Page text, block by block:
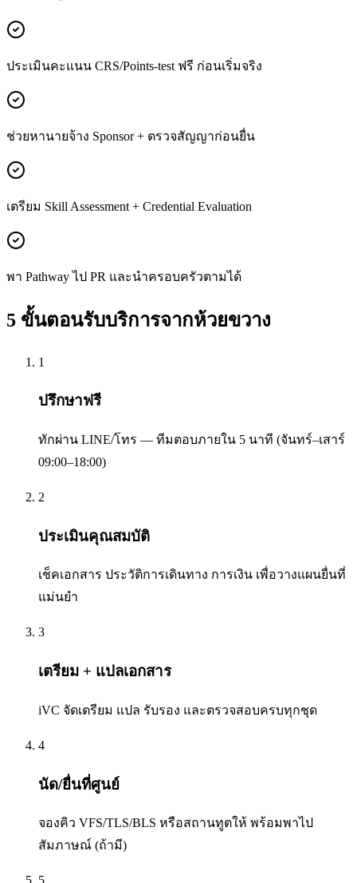
ประเมินคะแนน CRS/Points-test ฟรี ก่อนเริ่มจริง
ช่วยหานายจ้าง Sponsor + ตรวจสัญญาก่อนยื่น
เตรียม Skill Assessment + Credential Evaluation
พา Pathway ไป PR และนำครอบครัวตามได้
5 ขั้นตอนรับบริการจากห้วยขวาง
1
ปรึกษาฟรี
ทักผ่าน LINE/โทร — ทีมตอบภายใน 5 นาที (จันทร์–เสาร์
09:00–18:00)
2
ประเมินคุณสมบัติ
เช็คเอกสาร ประวัติการเดินทาง การเงิน เพื่อวางแผนยื่นที่
แม่นยำ
3
เตรียม + แปลเอกสาร
iVC จัดเตรียม แปล รับรอง และตรวจสอบครบทุกชุด
4
นัด/ยื่นที่ศูนย์
จองคิว VFS/TLS/BLS หรือสถานทูตให้ พร้อมพาไป
สัมภาษณ์ (ถ้ามี)